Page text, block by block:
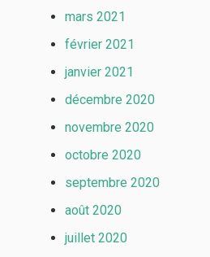
mars 2021
février 2021
janvier 2021
décembre 2020
novembre 2020
octobre 2020
septembre 2020
août 2020
juillet 2020